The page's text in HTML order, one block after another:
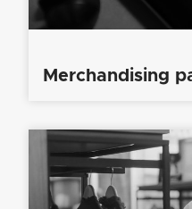
Merchandising